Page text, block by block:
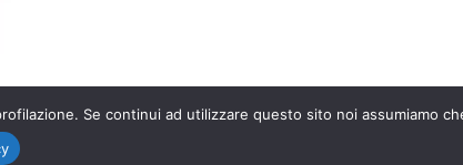
Policy
Se continui ad utilizzare questo sito noi assumiamo